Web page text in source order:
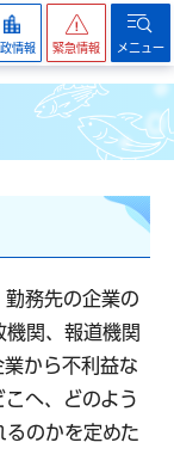
情報 緊急情報 メニュー
勤務先の企業の
関、報道機関
から不利益な
へ、どのよう
のかを定めた